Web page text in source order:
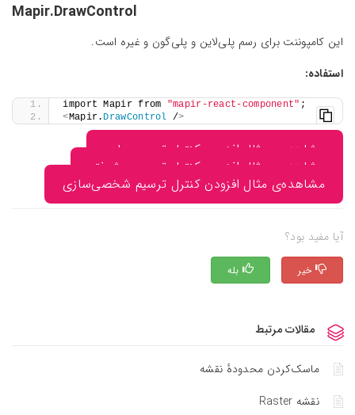
Mapir.DrawControl
این کامپوننت برای رسم پلی‌لاین و پلی‌گون و غیره است.
استفاده:
import Mapir from "mapir-react-component" ;
<Mapir. DrawControl />
مشاهده‌ی مثال افزودن کنترل ترسیم ساده
مشاهده‌ی مثال افزودن کنترل ترسیم پیشرفته
مشاهده‌ی مثال افزودن کنترل ترسیم شخصی‌سازی
آیا مفید بود؟
بله خیر
مقالات مرتبط
ماسک‌کردن محدوده‌ٔ نقشه
نقشه Raster